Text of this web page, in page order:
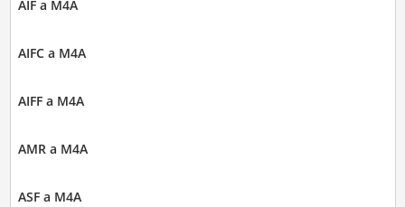
AIF a M4A
AIFC a M4A
AIFF a M4A
AMR a M4A
ASF a M4A